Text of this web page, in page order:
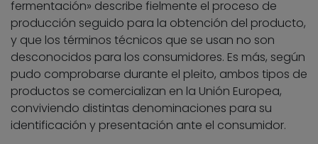
fermentación» describe fielmente el proceso de
producción seguido para la obtención del producto,
y que los términos técnicos que se usan no son
desconocidos para los consumidores. Es más, según
pudo comprobarse durante el pleito, ambos tipos de
productos se comercializan en la Unión Europea,
conviviendo distintas denominaciones para su
identificación y presentación ante el consumidor.